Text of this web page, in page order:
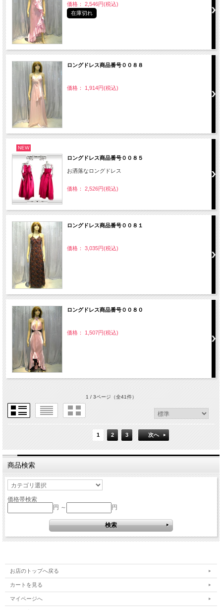
価格： 2,546円(税込)
在庫切れ
ロングドレス商品番号００８８
価格： 1,914円(税込)
NEW
ロングドレス商品番号００８５
お洒落なロングドレス
価格： 2,526円(税込)
ロングドレス商品番号００８１
価格： 3,035円(税込)
ロングドレス商品番号００８０
価格： 1,507円(税込)
1 / 3ページ（全41件）
1 2 3 次へ
商品検索
価格帯検索
円 ～
円
お店のトップへ戻る
カートを見る
マイページへ